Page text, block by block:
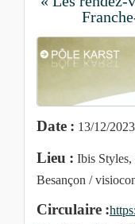
Date : 13/12/2023
Lieu : Ibis Styles,
Besançon /
Circulaire :